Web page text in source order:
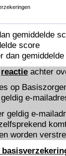
gemiddelde
score
dan
reactie achter
op
e-
geldig e-
worden